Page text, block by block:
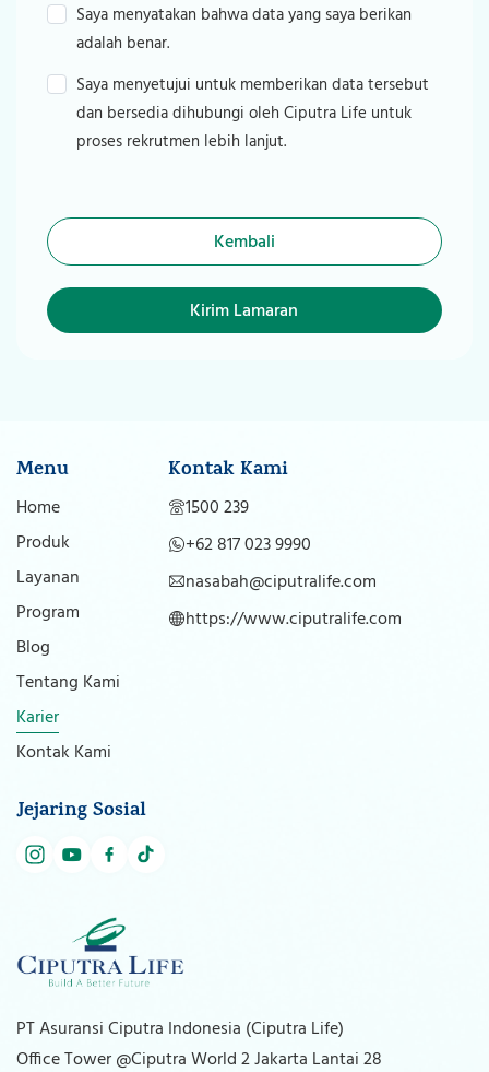
Saya menyatakan bahwa data yang saya berikan
adalah benar.
Saya menyetujui untuk memberikan data tersebut
dan bersedia dihubungi oleh Ciputra Life untuk
proses rekrutmen lebih lanjut.
Kembali
Kirim Lamaran
PT Asuransi Ciputra Indonesia (Ciputra Life)
Office Tower @Ciputra World 2 Jakarta Lantai 28
Menu
Home
Produk
Layanan
Program
Blog
Tentang Kami
Karier
Kontak Kami
Kontak Kami
1500 239
+62 817 023 9990
nasabah@ciputralife.com
https://www.ciputralife.com
Jejaring Sosial